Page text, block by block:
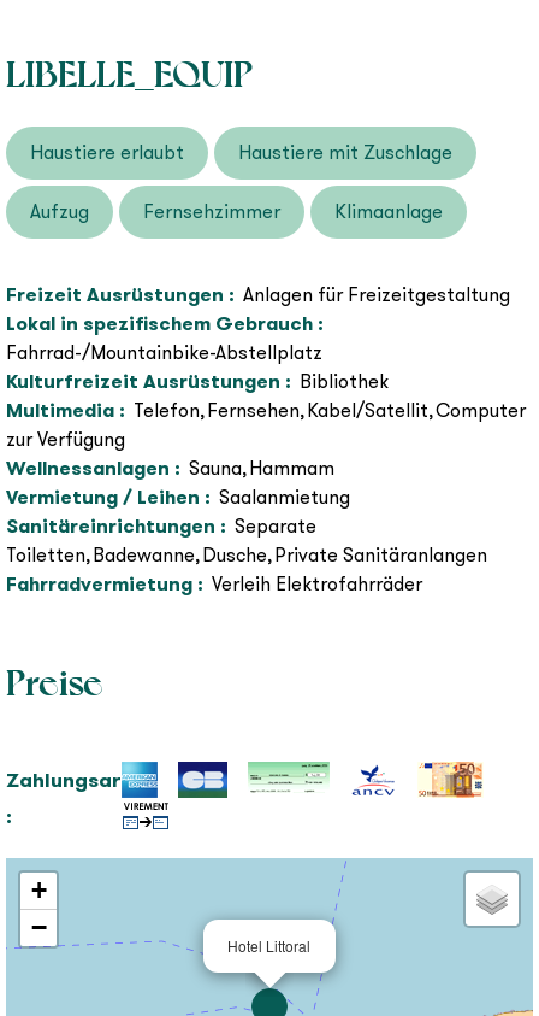
LIBELLE_EQUIP
Haustiere erlaubt Haustiere mit Zuschlage
Aufzug Fernsehzimmer Klimaanlage
Freizeit Ausrüstungen : Anlagen für Freizeitgestaltung
Lokal in spezifischem Gebrauch :
Fahrrad-/Mountainbike-Abstellplatz
Kulturfreizeit Ausrüstungen : Bibliothek
Multimedia : Telefon Fernsehen Kabel/Satellit Computer
zur Verfügung
Wellnessanlagen : Sauna Hammam
Vermietung / Leihen : Saalanmietung
Sanitäreinrichtungen : Separate
Toiletten Badewanne Dusche Private Sanitäranlangen
Fahrradvermietung : Verleih Elektrofahrräder
Preise
Zahlungsarten
:
Hotel Littoral
+
−